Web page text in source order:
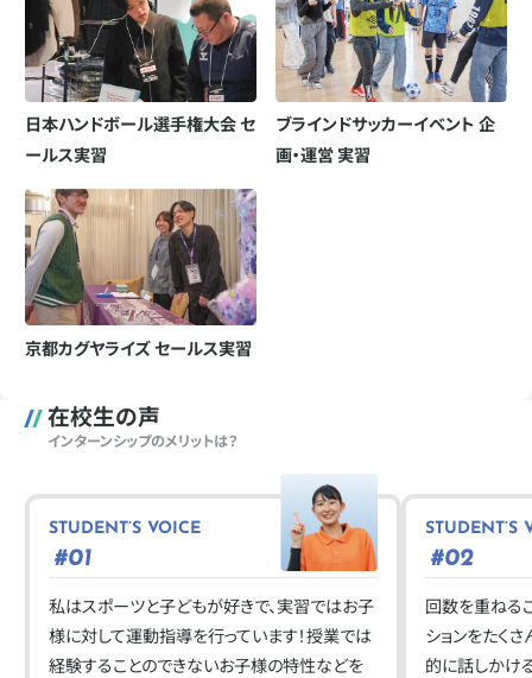
⽇本ハンドボール選⼿権⼤会 セ
ールス実習
ブラインドサッカーイベント 企
画・運営 実習
京都カグヤライズ セールス実習
在校生の声
インターンシップのメリットは？
STUDENT’S VOICE
#01
私はスポーツと子どもが好きで、実習ではお子
様に対して運動指導を行っています！授業では
経験することのできないお子様の特性などを
STUDENT’S
#02
回数を重ねる
ションをたく
的に話しかけ